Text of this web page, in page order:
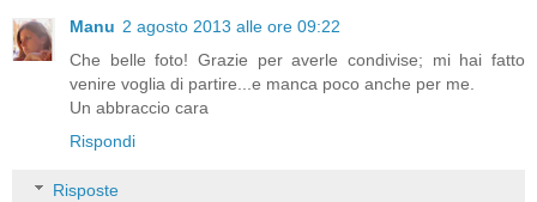
Manu 2 agosto 2013 alle ore 09:22
Che belle foto! Grazie per averle condivise; mi hai fatto
venire voglia di partire...e manca poco anche per me.
Un abbraccio cara
Rispondi
Risposte